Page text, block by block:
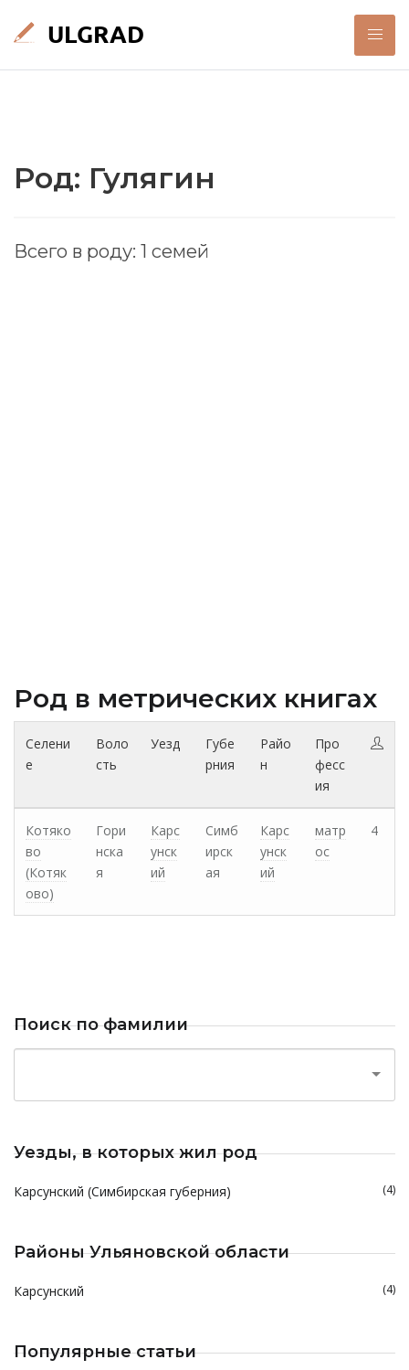
Род: Гулягин
Всего в роду: 1 семей
Род в метрических книгах
Селени
е
Воло
сть
Уезд
Губе
рния
Райо
н
Про
фесс
ия
Котяко
во
(Котяк
ово)
Гори
нска
я
Карс
унск
ий
Симб
ирск
ая
Карс
унск
ий
матр
ос
4
Поиск по фамилии
Уезды, в которых жил род
Карсунский (Симбирская губерния) (4)
Районы Ульяновской области
Карсунский (4)
Популярные статьи